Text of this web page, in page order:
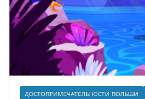
ДОСТОПРИМЕЧАТЕЛЬНОСТИ ПОЛЬШИ